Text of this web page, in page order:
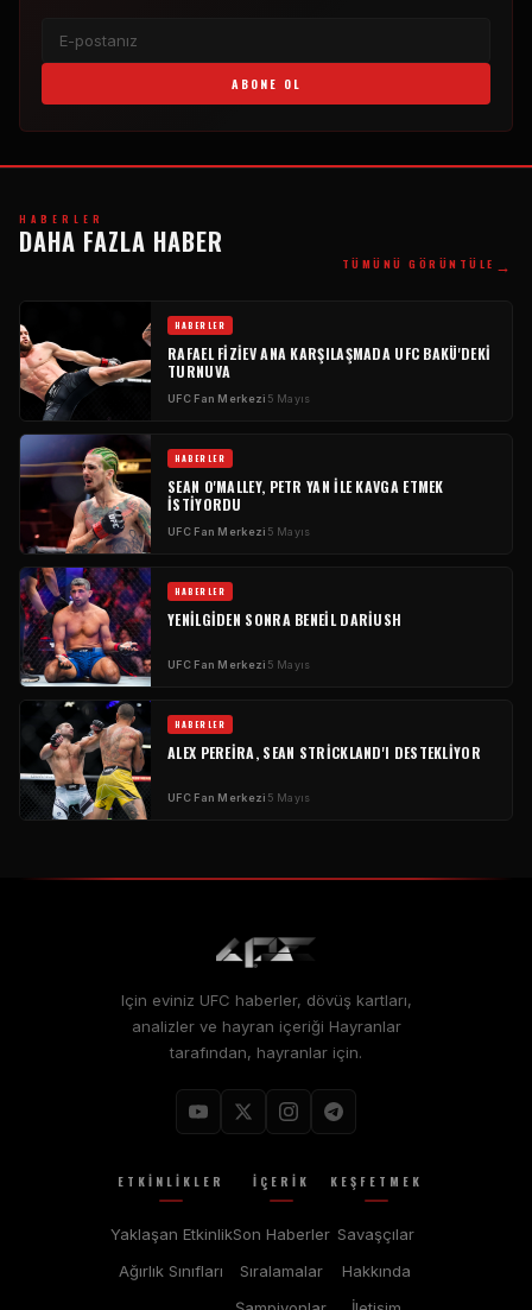
ABONE OL
HABERLER
DAHA FAZLA HABER
TÜMÜNÜ GÖRÜNTÜLE →
HABERLER
RAFAEL FIZIEV ANA KARŞILAŞMADA UFC BAKÜ'DEKI
TURNUVA
UFCFan Merkezi 5 Mayıs
HABERLER
SEAN O'MALLEY, PETR YAN ILE KAVGA ETMEK
ISTIYORDU
UFCFan Merkezi 5 Mayıs
HABERLER
YENILGIDEN SONRA BENEIL DARIUSH
UFCFan Merkezi 5 Mayıs
HABERLER
ALEX PEREIRA, SEAN STRICKLAND'I DESTEKLIYOR
UFCFan Merkezi 5 Mayıs
Için eviniz UFC haberler, dövüş kartları,
analizler ve hayran içeriği Hayranlar
tarafından, hayranlar için.
ETKINLIKLER
Yaklaşan Etkinlik
Ağırlık Sınıfları
İÇERIK
Son Haberler
Sıralamalar
KEŞFETMEK
Savaşçılar
Hakkında